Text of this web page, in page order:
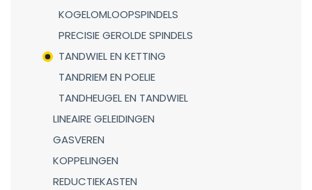
KOGELOMLOOPSPINDELS
PRECISIE GEROLDE SPINDELS
TANDWIEL EN KETTING
TANDRIEM EN POELIE
TANDHEUGEL EN TANDWIEL
LINEAIRE GELEIDINGEN
GASVEREN
KOPPELINGEN
REDUCTIEKASTEN